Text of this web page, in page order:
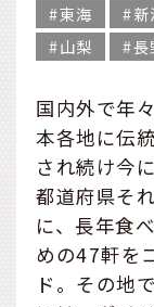
東海 新
山梨
長
国内外で年
本各地に伝
され続け今
都道府県そ
に、長年食
めの47軒を
ド。その地